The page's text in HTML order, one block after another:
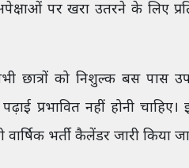
पर खरा उतरने के लिए
छात्रों को निशुल्क बस पास
प्रभावित नहीं होनी
भर्ती कैलेंडर जारी किया